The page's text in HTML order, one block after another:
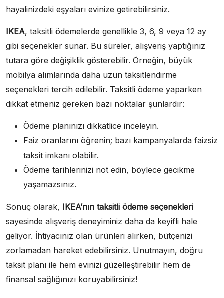
hayalinizdeki eşyaları evinize getirebilirsiniz.
IKEA, taksitli ödemelerde genellikle 3, 6, 9 veya 12 ay
gibi seçenekler sunar. Bu süreler, alışveriş yaptığınız
tutara göre değişiklik gösterebilir. Örneğin, büyük
mobilya alımlarında daha uzun taksitlendirme
seçenekleri tercih edilebilir. Taksitli ödeme yaparken
dikkat etmeniz gereken bazı noktalar şunlardır:
Ödeme planınızı dikkatlice inceleyin.
Faiz oranlarını öğrenin; bazı kampanyalarda faizsiz
taksit imkanı olabilir.
Ödeme tarihlerinizi not edin, böylece gecikme
yaşamazsınız.
Sonuç olarak, IKEA’nın taksitli ödeme seçenekleri
sayesinde alışveriş deneyiminiz daha da keyifli hale
geliyor. İhtiyacınız olan ürünleri alırken, bütçenizi
zorlamadan hareket edebilirsiniz. Unutmayın, doğru
taksit planı ile hem evinizi güzelleştirebilir hem de
finansal sağlığınızı koruyabilirsiniz!